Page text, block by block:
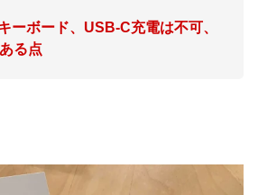
ーボード、USB-C充電は不可、
る点